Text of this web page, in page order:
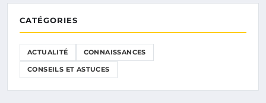
CATÉGORIES
ACTUALITÉ CONNAISSANCES
CONSEILS ET ASTUCES